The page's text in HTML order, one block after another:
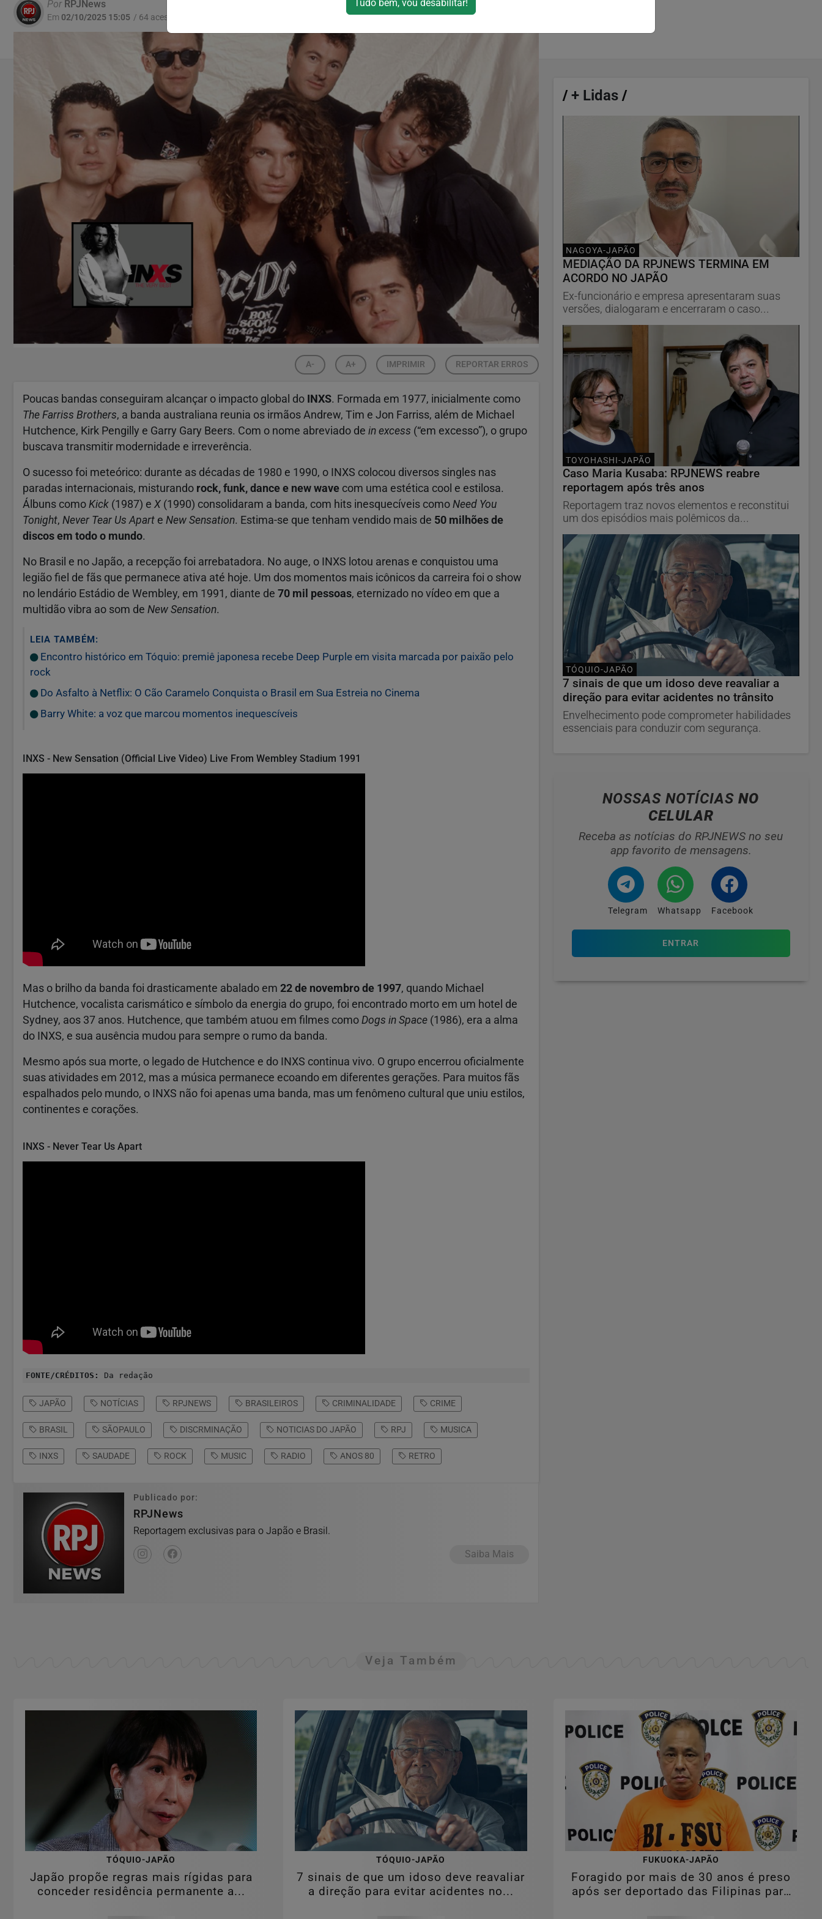
PorRPJNews
Em 02/10/2025 15:05 / 64 acessos
A- A+ IMPRIMIR REPORTAR ERROS
Poucas bandas conseguiram alcançar o impacto global do INXS. Formada em 1977, inicialmente como
The Farriss Brothers, a banda australiana reunia os irmãos Andrew, Tim e Jon Farriss, além de Michael
Hutchence, Kirk Pengilly e Garry Gary Beers. Com o nome abreviado de in excess (“em excesso”), o grupo
buscava transmitir modernidade e irreverência.
O sucesso foi meteórico: durante as décadas de 1980 e 1990, o INXS colocou diversos singles nas
paradas internacionais, misturando rock, funk, dance e new wave com uma estética cool e estilosa.
Álbuns como Kick (1987) e X (1990) consolidaram a banda, com hits inesquecíveis como Need You
Tonight, Never Tear Us Apart e New Sensation. Estima-se que tenham vendido mais de 50 milhões de
discos em todo o mundo.
No Brasil e no Japão, a recepção foi arrebatadora. No auge, o INXS lotou arenas e conquistou uma
legião fiel de fãs que permanece ativa até hoje. Um dos momentos mais icônicos da carreira foi o show
no lendário Estádio de Wembley, em 1991, diante de 70 mil pessoas, eternizado no vídeo em que a
multidão vibra ao som de New Sensation.
LEIA TAMBÉM:
Encontro histórico em Tóquio: premiê japonesa recebe Deep Purple em visita marcada por paixão pelo
rock
Do Asfalto à Netflix: O Cão Caramelo Conquista o Brasil em Sua Estreia no Cinema
Barry White: a voz que marcou momentos inequescíveis
INXS - New Sensation (Official Live Video) Live From Wembley Stadium 1991
Mas o brilho da banda foi drasticamente abalado em 22 de novembro de 1997, quando Michael
Hutchence, vocalista carismático e símbolo da energia do grupo, foi encontrado morto em um hotel de
Sydney, aos 37 anos. Hutchence, que também atuou em filmes como Dogs in Space (1986), era a alma
do INXS, e sua ausência mudou para sempre o rumo da banda.
Mesmo após sua morte, o legado de Hutchence e do INXS continua vivo. O grupo encerrou oficialmente
suas atividades em 2012, mas a música permanece ecoando em diferentes gerações. Para muitos fãs
espalhados pelo mundo, o INXS não foi apenas uma banda, mas um fenômeno cultural que uniu estilos,
continentes e corações.
INXS - Never Tear Us Apart
FONTE/CRÉDITOS: Da redação
JAPÃO NOTÍCIAS RPJNEWS BRASILEIROS CRIMINALIDADE CRIME
BRASIL SÃOPAULO DISCRMINAÇÃO NOTICIAS DO JAPÃO RPJ MUSICA
INXS SAUDADE ROCK MUSIC RADIO ANOS 80 RETRO
Publicado por:
RPJNews
Reportagem exclusivas para o Japão e Brasil.
Saiba Mais
/+ Lidas /
NAGOYA-JAPÃO
MEDIAÇÃO DA RPJNEWS TERMINA EM
ACORDO NO JAPÃO
Ex-funcionário e empresa apresentaram suas
versões, dialogaram e encerraram o caso...
TOYOHASHI-JAPÃO
Caso Maria Kusaba: RPJNEWS reabre
reportagem após três anos
Reportagem traz novos elementos e reconstitui
um dos episódios mais polêmicos da...
TÓQUIO-JAPÃO
7 sinais de que um idoso deve reavaliar a
direção para evitar acidentes no trânsito
Envelhecimento pode comprometer habilidades
essenciais para conduzir com segurança.
NOSSAS NOTÍCIASNO
CELULAR
Receba as notícias do RPJNEWS no seu
app favorito de mensagens.
Telegram Whatsapp Facebook
ENTRAR
Veja Também
TÓQUIO-JAPÃO
Japão propõe regras mais rígidas para
conceder residência permanente a...
TÓQUIO-JAPÃO
7 sinais de que um idoso deve reavaliar
a direção para evitar acidentes no...
FUKUOKA-JAPÃO
Foragido por mais de 30 anos é preso
após ser deportado das Filipinas para
Tudo bem, vou desabilitar!